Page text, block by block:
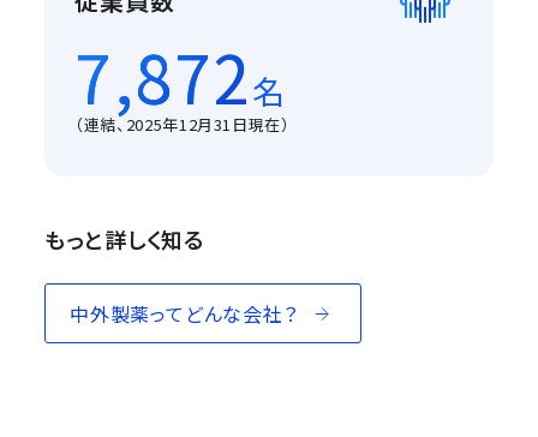
7,872名
（連結、2025年12月31日現在）
もっと詳しく知る
中外製薬ってどんな会社？